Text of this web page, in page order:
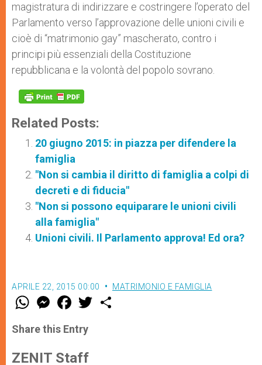
magistratura di indirizzare e costringere l’operato del
Parlamento verso l’approvazione delle unioni civili e
cioè di “matrimonio gay” mascherato, contro i
principi più essenziali della Costituzione
repubblicana e la volontà del popolo sovrano.
Related Posts:
20 giugno 2015: in piazza per difendere la
famiglia
"Non si cambia il diritto di famiglia a colpi di
decreti e di fiducia"
"Non si possono equiparare le unioni civili
alla famiglia"
Unioni civili. Il Parlamento approva! Ed ora?
APRILE 22, 2015 00:00 MATRIMONIO E FAMIGLIA
W
t
s
p
M
e
s
e
g
F
a
e
b
o
w
Share this Entry
ZENIT Staff